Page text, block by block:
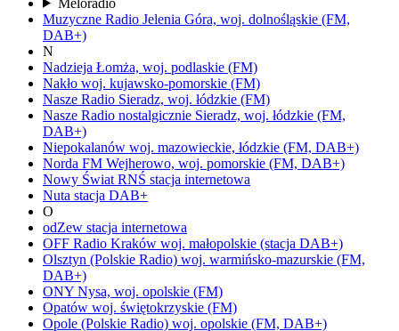
Muzyczne Radio Jelenia Góra, woj. dolnośląskie (FM,
DAB+)
N
Nadzieja Łomża, woj. podlaskie (FM)
Nakło woj. kujawsko-pomorskie (FM)
Nasze Radio Sieradz, woj. łódzkie (FM)
Nasze Radio nostalgicznie Sieradz, woj. łódzkie (FM,
DAB+)
Niepokalanów woj. mazowieckie, łódzkie (FM, DAB+)
Norda FM Wejherowo, woj. pomorskie (FM, DAB+)
Nowy Świat RNŚ stacja internetowa
Nuta stacja DAB+
O
odZew stacja internetowa
OFF Radio Kraków woj. małopolskie (stacja DAB+)
Olsztyn (Polskie Radio) woj. warmińsko-mazurskie (FM,
DAB+)
ONY Nysa, woj. opolskie (FM)
Opatów woj. świętokrzyskie (FM)
Opole (Polskie Radio) woj. opolskie (FM, DAB+)